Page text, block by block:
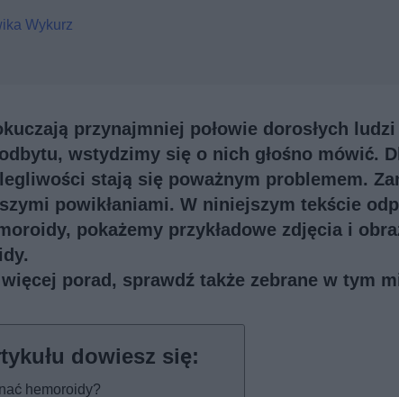
Wykurz
przynajmniej połowie dorosłych
wstydzimy się o nich głośno mówić.
stają się poważnym problemem.
powikłaniami. W niniejszym tekście
pokażemy przykładowe zdjęcia i
porad, sprawdź także zebrane w tym
hemoroidy?